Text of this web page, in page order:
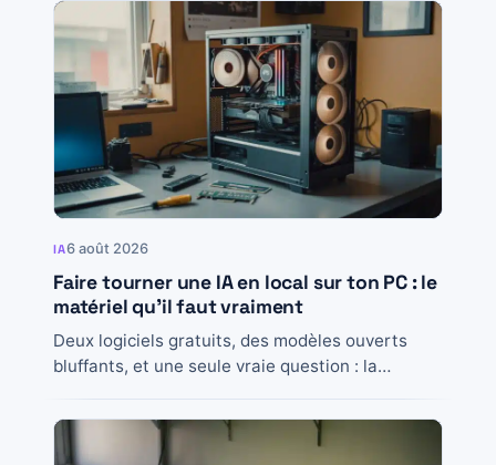
IA6 août 2026
Faire tourner une IA en local sur ton PC : le
matériel qu’il faut vraiment
Deux logiciels gratuits, des modèles ouverts
bluffants, et une seule vraie question : la
compris.